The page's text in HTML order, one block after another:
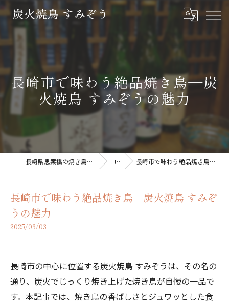
長崎市で味わう絶品焼き鳥—炭
火焼鳥 すみぞうの魅力
長崎県思案橋の焼き鳥なら炭火焼鳥 すみぞう コラム 長崎市で味わう絶品焼き鳥—炭火焼鳥 すみぞうの魅力
長崎市で味わう絶品焼き鳥—炭火焼鳥 すみぞ
うの魅力
2025/03/03
長崎市の中心に位置する炭火焼鳥 すみぞうは、その名の
通り、炭火でじっくり焼き上げた焼き鳥が自慢の一品で
す。本記事では、焼き鳥の香ばしさとジュワッとした食